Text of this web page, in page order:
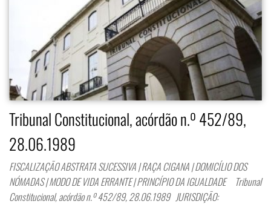
Tribunal Constitucional, acórdão n.º 452/89,
28.06.1989
FISCALIZAÇÃO ABSTRATA SUCESSIVA | RAÇA CIGANA | DOMICÍLIO DOS
NÓMADAS | MODO DE VIDA ERRANTE | PRINCÍPIO DA IGUALDADE Tribunal
Constitucional, acórdão n.º 452/89, 28.06.1989 JURISDIÇÃO: